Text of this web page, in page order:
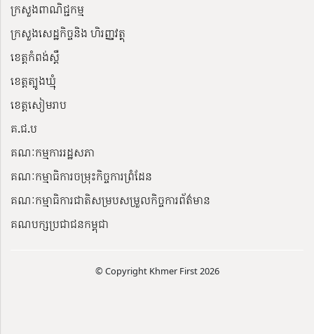
ក្រសួងពាណិជ្ជកម្ម
ក្រសួងសេដ្ឋកិច្ចនិង ហិរញ្ញវត្ថុ
ខេត្តកំពង់ស្ពឺ
ខេត្តត្បូងឃ្មុំ
ខេត្តសៀមរាប
គ.ជ.ប
គណៈកម្មការរដ្ឋសភា
គណៈកម្មាធិការចម្រុះកិច្ចការព្រំដែន
គណៈកម្មាធិការជាតិសម្របសម្រួលកិច្ចការព័ត៌មាន
គណបក្សប្រជាជនកម្ពុជា
© Copyright Khmer First 2026